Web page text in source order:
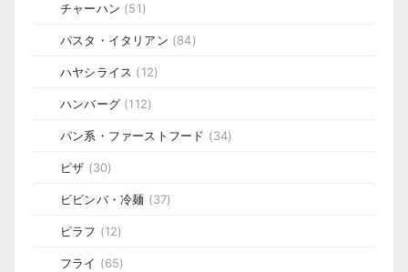
チャーハン (51)
パスタ・イタリアン (84)
ハヤシライス (12)
ハンバーグ (112)
パン系・ファーストフード (34)
ピザ (30)
ビビンバ・冷麺 (37)
ピラフ (12)
フライ (65)